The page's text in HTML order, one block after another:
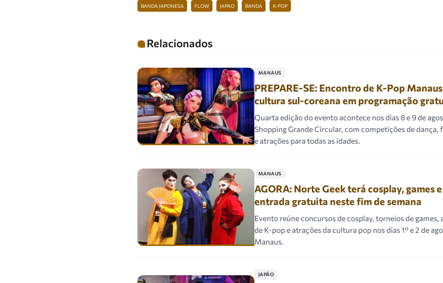
BANDA JAPONESA FLOW JAPAO BANDA K-POP
Relacionados
MANAUS
PREPARE-SE: Encontro de K-Pop
cultura sul-coreana em programação
Quarta edição do evento acontece nos dias 8 e 9 de
Shopping Grande Circular, com competições de dança,
e atrações para todas as idades.
MANAUS
AGORA: Norte Geek terá cosplay, games
entrada gratuita neste fim de semana
Evento reúne concursos de cosplay, torneios de games,
de K-pop e atrações da cultura pop nos dias 1º e 2 de
Manaus.
JAPÃO